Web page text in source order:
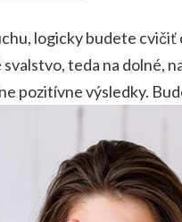
logicky budete cvičiť
teda na dolné,
pozitívne výsledky.